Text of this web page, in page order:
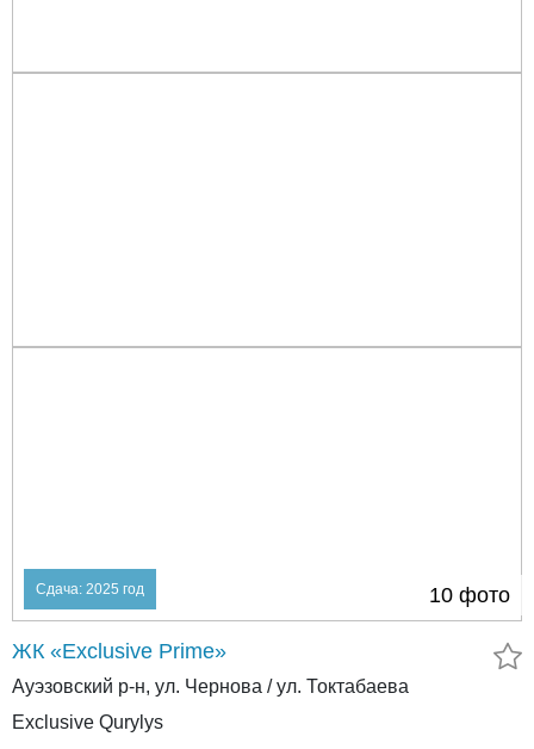
Сдача: 2025 год 10 фото
ЖК «Exclusive Prime»
Ауэзовский р-н, ул. Чернова / ул. Токтабаева
Exclusive Qurylys